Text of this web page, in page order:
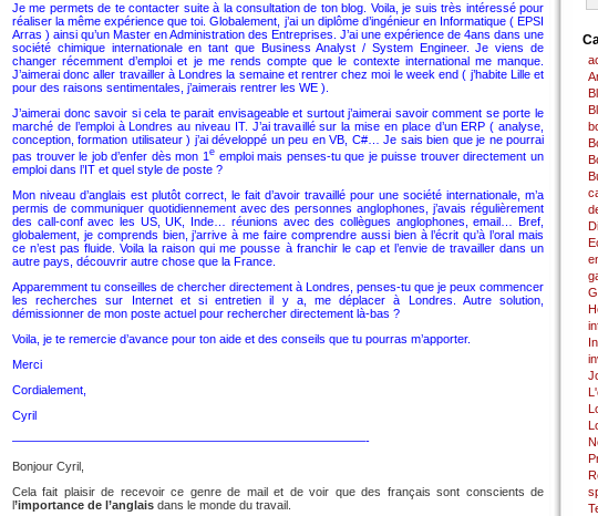
Je me permets de te contacter suite à la consultation de ton blog. Voila, je suis très intéressé pour
réaliser la même expérience que toi. Globalement, j’ai un diplôme d’ingénieur en Informatique ( EPSI
Arras ) ainsi qu’un Master en Administration des Entreprises. J’ai une expérience de 4ans dans une
société chimique internationale en tant que Business Analyst / System Engineer. Je viens de
changer récemment d’emploi et je me rends compte que le contexte international me manque.
J’aimerai donc aller travailler à Londres la semaine et rentrer chez moi le week end ( j’habite Lille et
pour des raisons sentimentales, j’aimerais rentrer les WE ).
J’aimerai donc savoir si cela te parait envisageable et surtout j’aimerai savoir comment se porte le
marché de l’emploi à Londres au niveau IT. J’ai travaillé sur la mise en place d’un ERP ( analyse,
conception, formation utilisateur ) j’ai développé un peu en VB, C#… Je sais bien que je ne pourrai
pas trouver le job d’enfer dès mon 1 eemploi mais penses-tu que je puisse trouver directement un
emploi dans l’IT et quel style de poste ?
Mon niveau d’anglais est plutôt correct, le fait d’avoir travaillé pour une société internationale, m’a
permis de communiquer quotidiennement avec des personnes anglophones, j’avais régulièrement
des call-conf avec les US, UK, Inde… réunions avec des collègues anglophones, email… Bref,
globalement, je comprends bien, j’arrive à me faire comprendre aussi bien à l’écrit qu’à l’oral mais
ce n’est pas fluide. Voila la raison qui me pousse à franchir le cap et l’envie de travailler dans un
autre pays, découvrir autre chose que la France.
Apparemment tu conseilles de chercher directement à Londres, penses-tu que je peux commencer
les recherches sur Internet et si entretien il y a, me déplacer à Londres. Autre solution,
démissionner de mon poste actuel pour rechercher directement là-bas ?
Voila, je te remercie d’avance pour ton aide et des conseils que tu pourras m’apporter.
Merci
Cordialement,
Cyril
—————————————————————————————-
Bonjour Cyril,
Cela fait plaisir de recevoir ce genre de mail et de voir que des français sont conscients de
l’importance de l’anglais dans le monde du travail.